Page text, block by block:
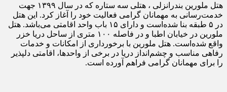
هتل ملورین بندرانزلی ، هتلی سه ستاره که در سال ۱۳۹۹ جهت
خدمت‌رسانی به مهمانان گرامی فعالیت خود را آغاز کرد. این هتل
در ۵ طبقه بنا شده‌است و دارای ۱۵ باب واحد اقامتی می‌باشد. هتل
ملورین در خیابان اطبا و در فاصله ۱۰۰ متری از ساحل دریا خزر
واقع شده‌است. هتل ملورین با برخورداری از امکانات و خدمات
رفاهی مناسب و چشم‌انداز دریا در برخی از واحدها، اقامتی دلپذیر
را برای مهمانان گرامی فراهم آورده است.